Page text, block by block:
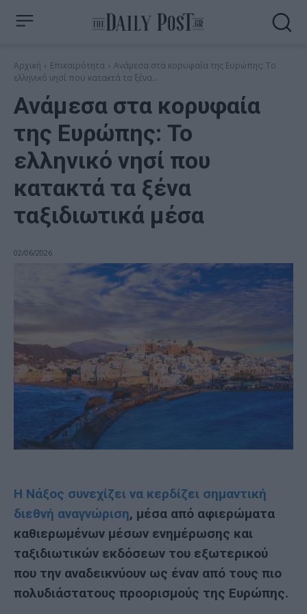
Αρχική Επικαιρότητα
Ανάμεσα στα κορυφαία της Ευρώπης: Το
ελληνικό νησί που κατακτά τα ξένα...
Ανάμεσα στα κορυφαία
της Ευρώπης: Το
ελληνικό νησί που
κατακτά τα ξένα
ταξιδιωτικά μέσα
02/06/2026
Η Νάξος συνεχίζει να κερδίζει σημαντική
διεθνή αναγνώριση, μέσα από αφιερώματα
καθιερωμένων μέσων ενημέρωσης και
ταξιδιωτικών εκδόσεων του εξωτερικού
που την αναδεικνύουν ως έναν από τους πιο
πολυδιάστατους προορισμούς της Ευρώπης.